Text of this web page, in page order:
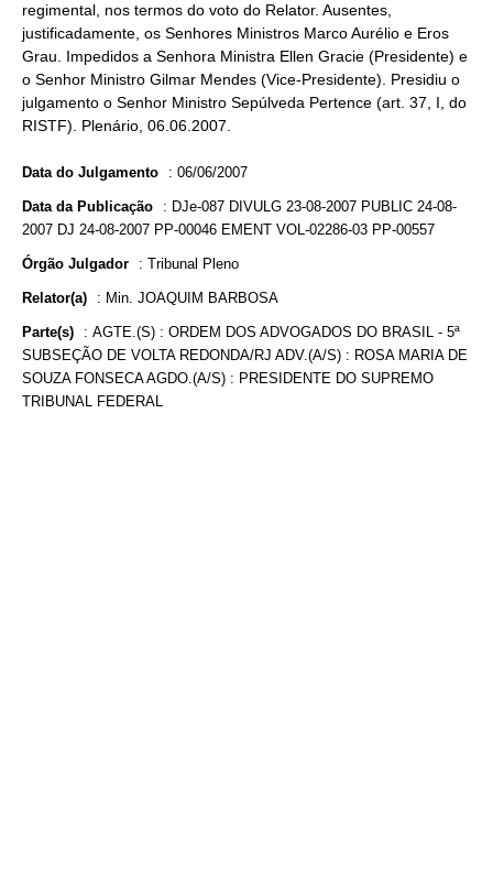
regimental, nos termos do voto do Relator. Ausentes,
justificadamente, os Senhores Ministros Marco Aurélio e Eros
Grau. Impedidos a Senhora Ministra Ellen Gracie (Presidente) e
o Senhor Ministro Gilmar Mendes (Vice-Presidente). Presidiu o
julgamento o Senhor Ministro Sepúlveda Pertence (art. 37, I, do
RISTF). Plenário, 06.06.2007.
Data do Julgamento : 06/06/2007
Data da Publicação : DJe-087 DIVULG 23-08-2007 PUBLIC 24-08-
2007 DJ 24-08-2007 PP-00046 EMENT VOL-02286-03 PP-00557
Órgão Julgador : Tribunal Pleno
Relator(a) : Min. JOAQUIM BARBOSA
Parte(s) : AGTE.(S) : ORDEM DOS ADVOGADOS DO BRASIL - 5ª
SUBSEÇÃO DE VOLTA REDONDA/RJ ADV.(A/S) : ROSA MARIA DE
SOUZA FONSECA AGDO.(A/S) : PRESIDENTE DO SUPREMO
TRIBUNAL FEDERAL